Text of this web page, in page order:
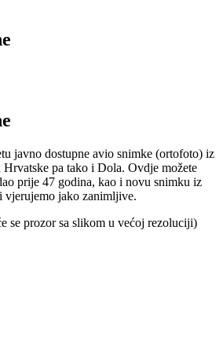
javno dostupne avio snimke (ortofoto) iz
pa tako i Dola. Ovdje možete
prije 47 godina, kao i novu snimku iz
vjerujemo jako zanimljive.
se prozor sa slikom u većoj rezoluciji)